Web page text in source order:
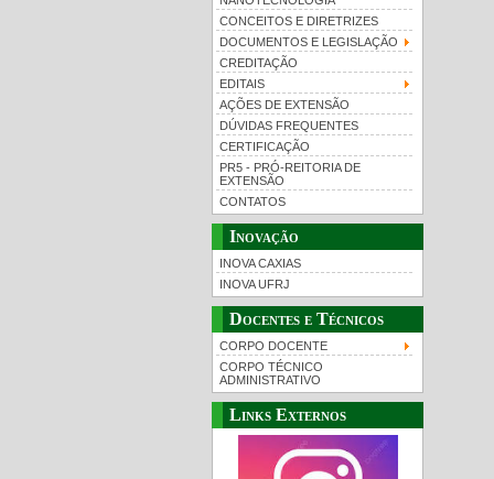
CONCEITOS E DIRETRIZES
DOCUMENTOS E LEGISLAÇÃO
CREDITAÇÃO
EDITAIS
AÇÕES DE EXTENSÃO
DÚVIDAS FREQUENTES
CERTIFICAÇÃO
PR5 - PRÓ-REITORIA DE
EXTENSÃO
CONTATOS
Inovação
INOVA CAXIAS
INOVA UFRJ
Docentes e Técnicos
CORPO DOCENTE
CORPO TÉCNICO
ADMINISTRATIVO
Links Externos